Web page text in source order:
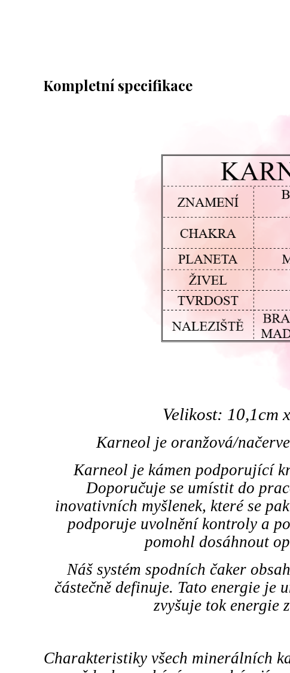
Kompletní specifikace
Velikost: 10,1cm
Karneol je oranžová/
Karneol je kámen podporující
Doporučuje se umístit do
inovativních myšlenek, které se
podporuje uvolnění kontroly a
pomohl dosáhnout
Náš systém spodních čaker
částečně definuje. Tato energie
zvyšuje tok energie
Charakteristiky všech minerálních